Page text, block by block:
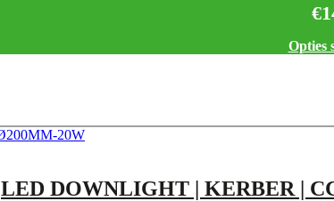
€
Opties
LED DOWNLIGHT | KERBER |